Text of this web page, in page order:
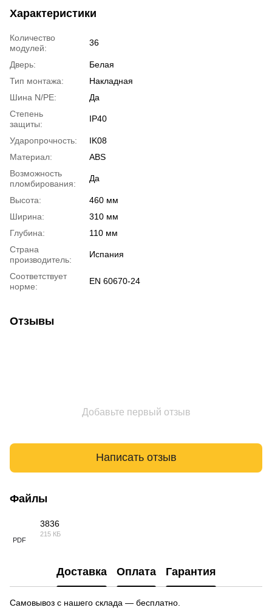
Характеристики
Количество
модулей:
36
Дверь:
Белая
Тип монтажа:
Накладная
Шина N/PE:
Да
Степень
защиты:
IP40
Ударопрочность:
IK08
Материал:
ABS
Возможность
пломбирования:
Да
Высота:
460 мм
Ширина:
310 мм
Глубина:
110 мм
Страна
производитель:
Испания
Соответствует
норме:
EN 60670-24
Отзывы
Добавьте первый отзыв
Написать отзыв
Файлы
PDF
3836
215 КБ
Доставка Оплата Гарантия
Самовывоз с нашего склада — бесплатно.